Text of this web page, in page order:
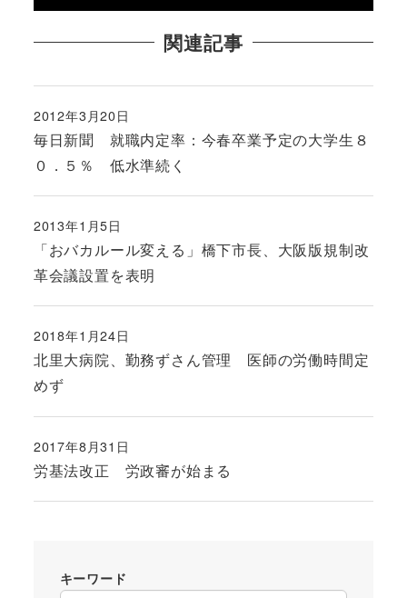
関連記事
毎日新聞 就職内定率：今春卒業予定の大学生８
０．５％ 低水準続く
投稿日
2012年3月20日
「おバカルール変える」橋下市長、大阪版規制改
革会議設置を表明
投稿日
2013年1月5日
北里大病院、勤務ずさん管理 医師の労働時間定
めず
投稿日
2018年1月24日
労基法改正 労政審が始まる
投稿日
2017年8月31日
キーワード